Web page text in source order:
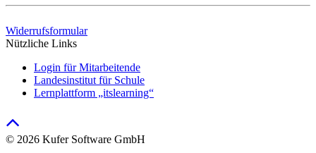
Widerrufsformular
Nützliche Links
Login für Mitarbeitende
Landesinstitut für Schule
Lernplattform „itslearning“
© 2026 Kufer Software GmbH